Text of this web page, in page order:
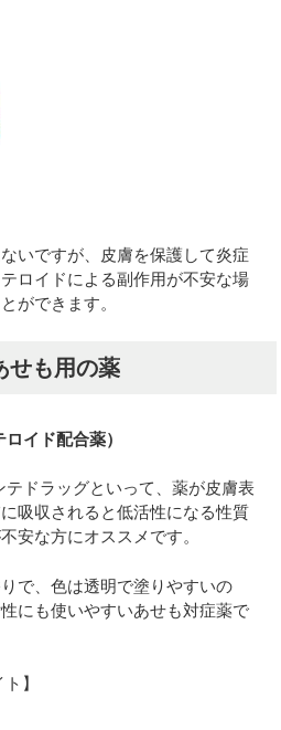
いですが、皮膚を保護して炎症
ロイドによる副作用が不安な場
ができます。
せも用の薬
イド配合薬）
ドラッグといって、薬が皮膚表
吸収されると低活性になる性質
安な方にオススメです。
で、色は透明で塗りやすいの
にも使いやすいあせも対症薬で
】